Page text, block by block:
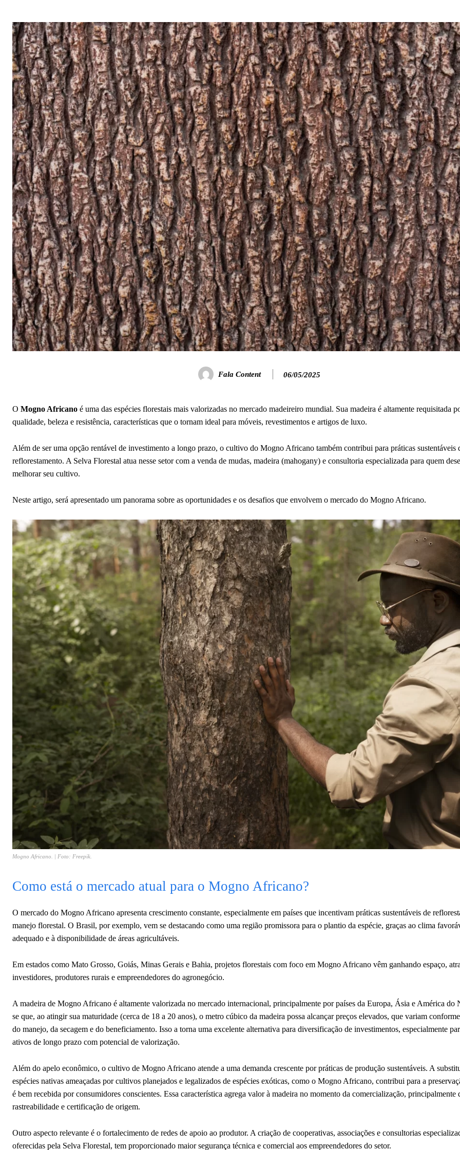
Fala Content 06/05/2025
O Mogno Africano é uma das espécies florestais mais valorizadas no mercado madeireiro mundial. Sua madeira é altamente requisitada
qualidade, beleza e resistência, características que o tornam ideal para móveis, revestimentos e artigos de luxo.
Além de ser uma opção rentável de investimento a longo prazo, o cultivo do Mogno Africano também contribui para práticas sustentáveis
reflorestamento. A Selva Florestal atua nesse setor com a venda de mudas, madeira (mahogany) e consultoria especializada para quem
melhorar seu cultivo.
Neste artigo, será apresentado um panorama sobre as oportunidades e os desafios que envolvem o mercado do Mogno Africano.
Mogno Africano. | Foto: Freepik.
Como está o mercado atual para o Mogno Africano?
O mercado do Mogno Africano apresenta crescimento constante, especialmente em países que incentivam práticas sustentáveis de
manejo florestal. O Brasil, por exemplo, vem se destacando como uma região promissora para o plantio da espécie, graças ao clima
adequado e à disponibilidade de áreas agricultáveis.
Em estados como Mato Grosso, Goiás, Minas Gerais e Bahia, projetos florestais com foco em Mogno Africano vêm ganhando espaço,
investidores, produtores rurais e empreendedores do agronegócio.
A madeira de Mogno Africano é altamente valorizada no mercado internacional, principalmente por países da Europa, Ásia e América do
se que, ao atingir sua maturidade (cerca de 18 a 20 anos), o metro cúbico da madeira possa alcançar preços elevados, que variam
do manejo, da secagem e do beneficiamento. Isso a torna uma excelente alternativa para diversificação de investimentos, especialmente
ativos de longo prazo com potencial de valorização.
Além do apelo econômico, o cultivo de Mogno Africano atende a uma demanda crescente por práticas de produção sustentáveis. A
espécies nativas ameaçadas por cultivos planejados e legalizados de espécies exóticas, como o Mogno Africano, contribui para a
é bem recebida por consumidores conscientes. Essa característica agrega valor à madeira no momento da comercialização, principalmente
rastreabilidade e certificação de origem.
Outro aspecto relevante é o fortalecimento de redes de apoio ao produtor. A criação de cooperativas, associações e consultorias
oferecidas pela Selva Florestal, tem proporcionado maior segurança técnica e comercial aos empreendedores do setor.